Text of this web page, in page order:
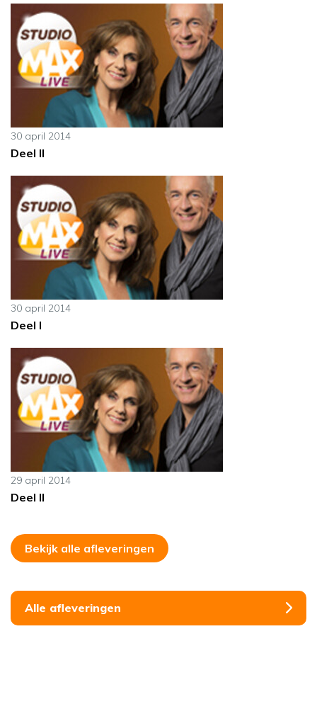
30 april 2014
Deel II
30 april 2014
Deel I
29 april 2014
Deel II
Bekijk alle afleveringen
Alle afleveringen